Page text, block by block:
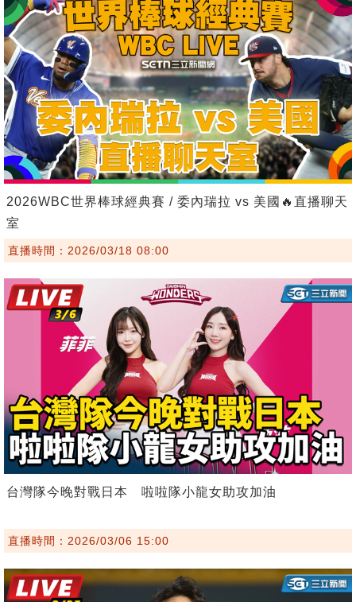
2026WBC世界棒球經典賽 / 委內瑞拉 vs 美國🔥直播聊天
室
直播時間：2026/03/18 08:00
台灣隊今晚對戰日本 啦啦隊小龍女助攻加油
直播時間：2026/03/06 15:00